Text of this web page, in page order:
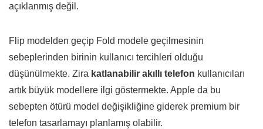
açıklanmış değil.
Flip modelden geçip Fold modele geçilmesinin
sebeplerinden birinin kullanıcı tercihleri olduğu
düşünülmekte. Zira katlanabilir akıllı telefon kullanıcıları
artık büyük modellere ilgi göstermekte. Apple da bu
sebepten ötürü model değişikliğine giderek premium bir
telefon tasarlamayı planlamış olabilir.